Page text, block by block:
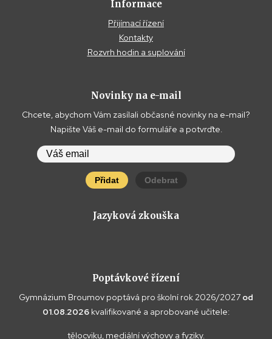
Informace
Přijímací řízení
Kontakty
Rozvrh hodin a suplování
Novinky na e-mail
Chcete, abychom Vám zasílali občasné novinky na e-mail?
Napište Váš e-mail do formuláře a potvrďte.
Přidat Odebrat
Jazyková zkouška
Poptávkové řízení
Gymnázium Broumov poptává pro školní rok 2026/2027 od
01.08.2026 kvalifikované a aprobované učitele:
tělocviku, mediální výchovy a fyziky.